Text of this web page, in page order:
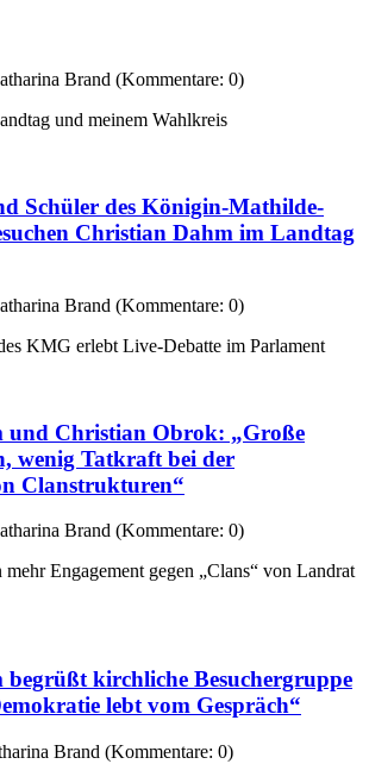
Brand (Kommentare: 0)
und meinem Wahlkreis
Schüler des Königin-Mathilde-
Christian Dahm im Landtag
Brand (Kommentare: 0)
KMG erlebt Live-Debatte im Parlament
und Christian Obrok: „Große
wenig Tatkraft bei der
Clanstrukturen“
Brand (Kommentare: 0)
Engagement gegen „Clans“ von Landrat
kirchliche Besuchergruppe
lebt vom Gespräch“
Brand (Kommentare: 0)